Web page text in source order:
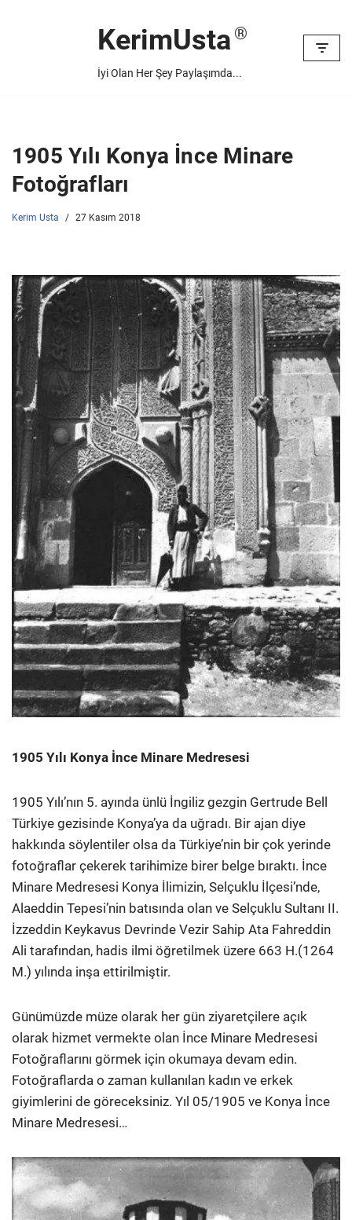
KerimUsta
İyi Olan Her Şey Paylaşımda...
1905 Yılı Konya İnce Minare
Fotoğrafları
Kerim Usta 27 Kasım 2018
1905 Yılı Konya İnce Minare Medresesi
1905 Yılı’nın 5. ayında ünlü İngiliz gezgin Gertrude Bell
Türkiye gezisinde Konya’ya da uğradı. Bir ajan diye
hakkında söylentiler olsa da Türkiye’nin bir çok yerinde
fotoğraflar çekerek tarihimize birer belge bıraktı. İnce
Minare Medresesi Konya İlimizin, Selçuklu İlçesi’nde,
Alaeddin Tepesi’nin batısında olan ve Selçuklu Sultanı II.
İzzeddin Keykavus Devrinde Vezir Sahip Ata Fahreddin
Ali tarafından, hadis ilmi öğretilmek üzere 663 H.(1264
M.) yılında inşa ettirilmiştir.
Günümüzde müze olarak her gün ziyaretçilere açık
olarak hizmet vermekte olan İnce Minare Medresesi
Fotoğraflarını görmek için okumaya devam edin.
Fotoğraflarda o zaman kullanılan kadın ve erkek
giyimlerini de göreceksiniz. Yıl 05/1905 ve Konya İnce
Minare Medresesi…